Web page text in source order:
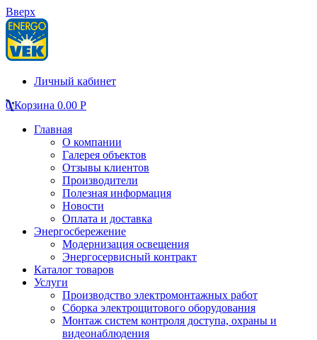
Вверх
Личный кабинет
0 Корзина 0.00 Р
Главная
О компании
Галерея объектов
Отзывы клиентов
Производители
Полезная информация
Новости
Оплата и доставка
Энергосбережение
Модернизация освещения
Энергосервисный контракт
Каталог товаров
Услуги
Производство электромонтажных работ
Сборка электрощитового оборудования
Монтаж систем контроля доступа, охраны и
видеонаблюдения